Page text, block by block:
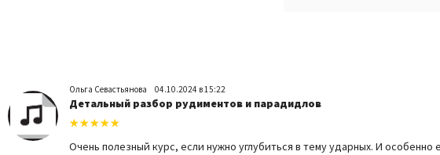
Ольга Севастьянова 04.10.2024 в 15:22
Детальный разбор рудиментов и парадидлов
Очень полезный курс, если нужно углубиться в тему ударных. И